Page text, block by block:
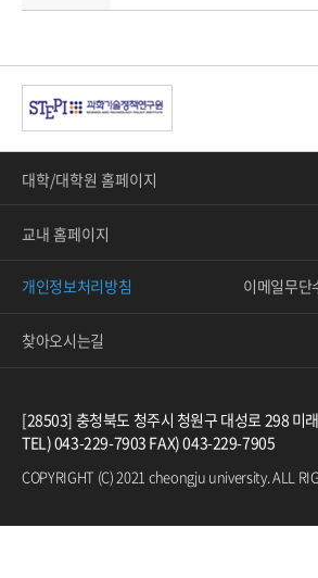
대학/대학원 홈페이지
교내 홈페이지
개인정보처리방침 이메일무단
찾아오시는길
[28503] 충청북도 청주시 청원구 대성로 298 미
TEL) 043-229-7903 FAX) 043-229-7905
COPYRIGHT (C) 2021 cheongju university. ALL